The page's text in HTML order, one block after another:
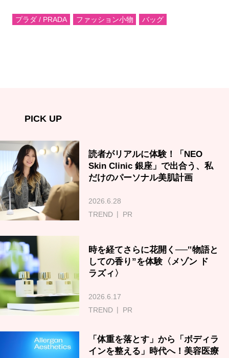
プラダ / PRADA ファッション小物 バッグ
PICK UP
読者がリアルに体験！「NEO
Skin Clinic 銀座」で出合う、私
だけのパーソナル美肌計画
2026.6.28
TREND
PR
時を経てさらに花開く──‟物語と
しての香り”を体験〈メゾン ド
ラズィ〉
2026.6.17
TREND
PR
「体重を落とす」から「ボディラ
インを整える」時代へ！美容医療